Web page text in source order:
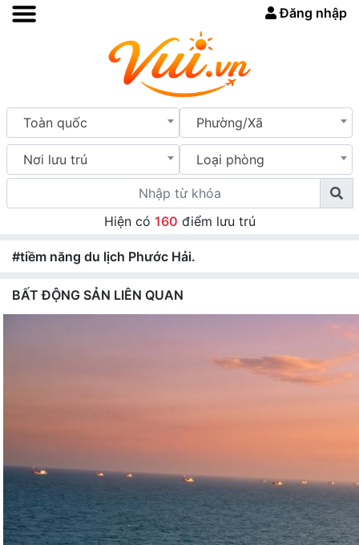
Đăng nhập
Toàn quốc Phường/Xã
Nơi lưu trú Loại phòng
Hiện có 160 điểm lưu trú
#tiềm năng du lịch Phước Hải.
BẤT ĐỘNG SẢN LIÊN QUAN